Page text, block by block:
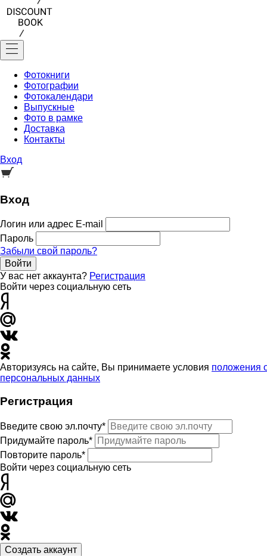
Фотокниги
Фотографии
Фотокалендари
Выпускные
Фото в рамке
Доставка
Контакты
Вход
Вход
Логин или адрес E-mail
Пароль
Забыли свой пароль?
Войти
У вас нет аккаунта? Регистрация
Войти через социальную сеть
Авторизуясь на сайте, Вы принимаете условия положения
персональных данных
Регистрация
Введите свою эл.почту*
Придумайте пароль*
Повторите пароль*
Войти через социальную сеть
Создать аккаунт